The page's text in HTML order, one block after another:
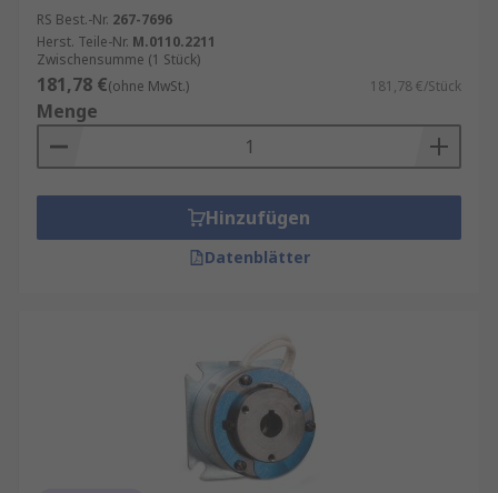
RS Best.-Nr. 267-7696
Herst. Teile-Nr. M.0110.2211
Zwischensumme (1 Stück)
181,78 €(ohne MwSt.) 181,78 €/Stück
Menge
Hinzufügen
Datenblätter